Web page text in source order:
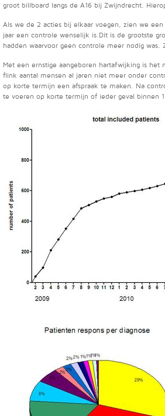
groot billboard langs de A16 bij Zwijndrecht.
Als we de 2 acties bij elkaar voegen, zien we
jaar een controle wenselijk is.Dit is de grootste
hadden waarvoor geen controle meer nodig was.
Met een ernstige aangeboren hartafwijking is
flink aantal mensen al jaren niet meer onder
op korte termijn een afspraak te maken. Na
te voeren op korte termijn of ieder geval binnen 1